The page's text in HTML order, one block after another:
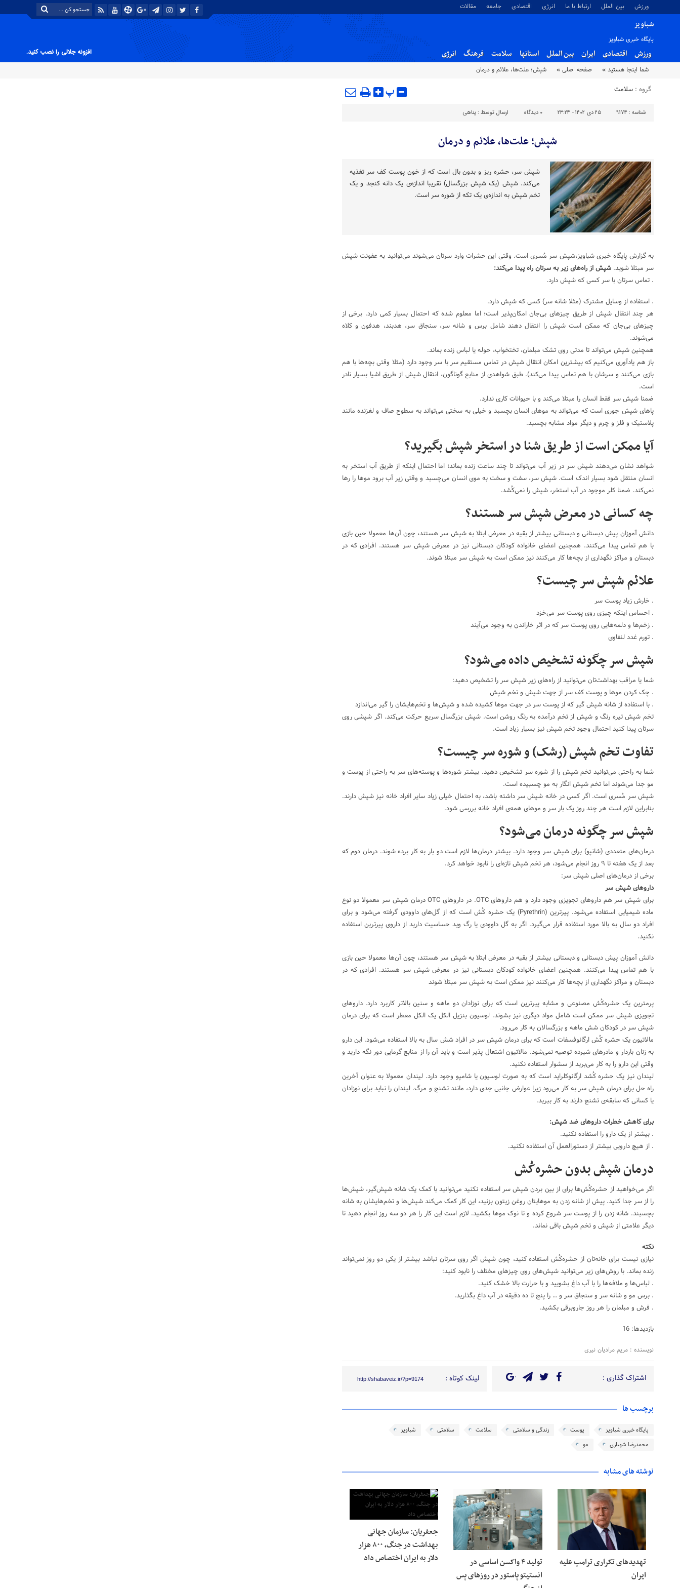
ورزش بین الملل ارتباط با ما انرژی اقتصادی جامعه مقالات
شباویز
پایگاه خبری شباویز
ورزش اقتصادی ایران بین الملل استانها سلامت فرهنگ انرژی افزونه جلالی را نصب کنید.
شما اینجا هستید » صفحه اصلی » شپش؛ علت‌ها، علائم و درمان
گروه : سلامت پ
شناسه : 9174 ۲۵ دی ۱۴۰۲ - ۲۳:۲۴ ۰ دیدگاه ارسال توسط : پناهی
شپش؛ علت‌ها، علائم و درمان
شپش سر، حشره ریز و بدون بال است که از خون پوست کف سر تغذیه
می‌کند. شپش (یک شپش بزرگسال) تقریبا اندازه‌ی یک دانه کنجد و یک
تخم شپش به اندازه‌ی یک تکه از شوره سر است.
به گزارش پایگاه خبری شباویز،شپش سر مُسری است. وقتی این حشرات وارد سرتان می‌شوند می‌توانید به عفونت شپش
سر مبتلا شوید. شپش از راه‌های زیر به سرتان راه پیدا می‌کند:
. تماس سرتان با سر کسی که شپش دارد.
. استفاده از وسایل مشترک (مثلا شانه سر) کسی که شپش دارد.
هر چند انتقال شپش از طریق چیزهای بی‌جان امکان‌پذیر است؛ اما معلوم شده که احتمال بسیار کمی دارد. برخی از
چیزهای بی‌جان که ممکن است شپش را انتقال دهند شامل برس و شانه سر، سنجاق سر، هدبند، هدفون و کلاه
می‌شوند.
همچنین شپش می‌تواند تا مدتی روی تشک مبلمان، تختخواب، حوله یا لباس زنده بماند.
باز هم یادآوری می‌کنیم که بیشترین امکان انتقال شپش در تماس مستقیم سر با سر وجود دارد (مثلا وقتی بچه‌ها با هم
بازی می‌کنند و سرشان با هم تماس پیدا می‌کند). طبق شواهدی از منابع گوناگون، انتقال شپش از طریق اشیا بسیار نادر
است.
ضمنا شپش سر فقط انسان را مبتلا می‌کند و با حیوانات کاری ندارد.
پاهای شپش جوری است که می‌تواند به موهای انسان بچسبد و خیلی به سختی می‌تواند به سطوح صاف و لغزنده مانند
پلاستیک و فلز و چرم و دیگر مواد مشابه بچسبد.
آیا ممکن است از طریق شنا در استخر شپش بگیرید؟
شواهد نشان می‌دهند شپش سر در زیر آب می‌تواند تا چند ساعت زنده بماند؛ اما احتمال اینکه از طریق آب استخر به
انسان منتقل شود بسیار اندک است. شپش سر، سفت و سخت به موی انسان می‌چسبد و وقتی زیر آب برود موها را رها
نمی‌کند. ضمنا کلر موجود در آب استخر، شپش را نمی‌کُشد.
چه کسانی در معرض شپش سر هستند؟
دانش آموزان پیش دبستانی و دبستانی بیشتر از بقیه در معرض ابتلا به شپش سر هستند، چون آن‌ها معمولا حین بازی
با هم تماس پیدا می‌کنند. همچنین اعضای خانواده کودکان دبستانی نیز در معرض شپش سر هستند. افرادی که در
دبستان و مراکز نگهداری از بچه‌ها کار می‌کنند نیز ممکن است به شپش سر مبتلا شوند.
علائم شپش سر چیست؟
. خارش زیاد پوست سر
. احساس اینکه چیزی روی پوست سر می‌خزد
. زخم‌ها و دلمه‌هایی روی پوست سر که در اثر خاراندن به وجود می‌آیند
. تورم غدد لنفاوی
شپش سر چگونه تشخیص داده می‌شود؟
شما یا مراقب بهداشت‌تان می‌توانید از راه‌های زیر شپش سر را تشخیص دهید:
. چک کردن موها و پوست کف سر از جهت شپش و تخم شپش
. با استفاده از شانه شپش گیر که از پوست سر در جهت موها کشیده شده و شپش‌ها و تخم‌هایشان را گیر می‌اندازد
تخم شپش تیره رنگ و شپش از تخم درآمده به رنگ روشن است. شپش بزرگسال سریع حرکت می‌کند. اگر شپشی روی
سرتان پیدا کنید احتمال وجود تخم شپش نیز بسیار زیاد است.
تفاوت تخم شپش (رشک) و شوره سر چیست؟
شما به راحتی می‌توانید تخم شپش را از شوره سر تشخیص دهید. بیشتر شوره‌ها و پوسته‌های سر به راحتی از پوست و
مو جدا می‌شوند اما تخم شپش انگار به مو چسبیده است.
شپش سر مُسری است. اگر کسی در خانه‌ شپش سر داشته باشد، به احتمال خیلی زیاد سایر افراد خانه نیز شپش دارند.
بنابراین لازم است هر چند روز یک بار سر و موهای همه‌ی افراد خانه بررسی شود.
شپش سر چگونه درمان می‌شود؟
درمان‌های متعددی (شانپو) برای شپش سر وجود دارد. بیشتر درمان‌ها لازم است دو بار به کار برده شوند. درمان دوم که
بعد از یک هفته تا ۹ روز انجام می‌شود، هر تخم شپش تازه‌ای را نابود خواهد کرد.
برخی از درمان‌های اصلی شپش سر:
داروهای شپش سر
برای شپش سر هم داروهای تجویزی وجود دارد و هم داروهای OTC. در داروهای OTC درمان شپش سر معمولا دو نوع
ماده شیمیایی استفاده می‌شود. پیرترین (Pyrethrin) یک حشره کُش است که از گل‌های داوودی گرفته می‌شود و برای
افراد دو سال به بالا مورد استفاده قرار می‌گیرد. اگر به گل داوودی یا رگ وید حساسیت دارید از داروی پیرترین استفاده
نکنید.
دانش آموزان پیش دبستانی و دبستانی بیشتر از بقیه در معرض ابتلا به شپش سر هستند، چون آن‌ها معمولا حین بازی
با هم تماس پیدا می‌کنند. همچنین اعضای خانواده کودکان دبستانی نیز در معرض شپش سر هستند. افرادی که در
دبستان و مراکز نگهداری از بچه‌ها کار می‌کنند نیز ممکن است به شپش سر مبتلا شوند
پرمترین یک حشره‌کُش مصنوعی و مشابه پیرترین است که برای نوزادان دو ماهه و سنین بالاتر کاربرد دارد. داروهای
تجویزی شپش سر ممکن است شامل مواد دیگری نیز بشوند. لوسیون بنزیل الکل یک الکل معطر است که برای درمان
شپش سر در کودکان شش ماهه و بزرگسالان به کار می‌رود.
مالاتیون یک حشره کُش ارگانوفسفات است که برای درمان شپش سر در افراد شش سال به بالا استفاده می‌شود. این دارو
به زنان باردار و مادرهای شیرده توصیه نمی‌شود. مالاتیون اشتعال پذیر است و باید آن را از منابع گرمایی دور نگه دارید و
وقتی این دارو را به کار می‌برید از سشوار استفاده نکنید.
لیندان نیز یک حشره کُشد ارگانوکلراید است که به صورت لوسیون یا شامپو وجود دارد. لیندان معمولا به عنوان آخرین
راه حل برای درمان شپش سر به کار می‌رود زیرا عوارض جانبی جدی دارد، مانند تشنج و مرگ. لیندان را نباید برای نوزادان
یا کسانی که سابقه‌ی تشنج دارند به کار ببرید.
برای کاهش خطرات داروهای ضد شپش:
. بیشتر از یک دارو را استفاده نکنید.
. از هیچ دارویی بیشتر از دستورالعمل آن استفاده نکنید.
درمان شپش بدون حشره‌کُش
اگر می‌خواهید از حشره‌کُش‌ها برای از بین بردن شپش سر استفاده نکنید می‌توانید با کمک یک شانه شپش‌گیر، شپش‌ها
را از سر جدا کنید. پیش از شانه زدن به موهایتان روغن زیتون بزنید، این کار کمک می‌کند شپش‌ها و تخم‌هایشان به شانه
بچسبند. شانه زدن را از پوست سر شروع کرده و تا نوک موها بکشید. لازم است این کار را هر دو سه روز انجام دهید تا
دیگر علامتی از شپش و تخم شپش باقی نماند.
نکته
نیازی نیست برای خانه‌تان از حشره‌کُش استفاده کنید، چون شپش اگر روی سرتان نباشد بیشتر از یکی دو روز نمی‌تواند
زنده بماند. با روش‌های زیر می‌توانید شپش‌های روی چیزهای مختلف را نابود کنید:
. لباس‌ها و ملافه‌ها را با آب داغ بشویید و با حرارت بالا خشک کنید.
. برس مو و شانه سر و سنجاق سر و … را پنج تا ده دقیقه در آب داغ بگذارید.
. فرش و مبلمان را هر روز جاروبرقی بکشید.
بازدیدها: 16
نویسنده : مریم مرادیان نیری
اشتراک گذاری : لینک کوتاه : http://shabaveiz.ir/?p=9174
برچسب ها
پایگاه خبری شباویز پوست زندگی و سلامتی سلامت سلامتی
شباویز
محمدرضا شهبازی
مو
نوشته های مشابه
تهدیدهای تکراری ترامپ علیه
ایران
تولید ۴ واکسن اساسی در
انستیتو پاستور در روزهای پس
جعفریان: سازمان جهانی
بهداشت در جنگ، ۸۰۰ هزار
دلار به ایران اختصاص داد